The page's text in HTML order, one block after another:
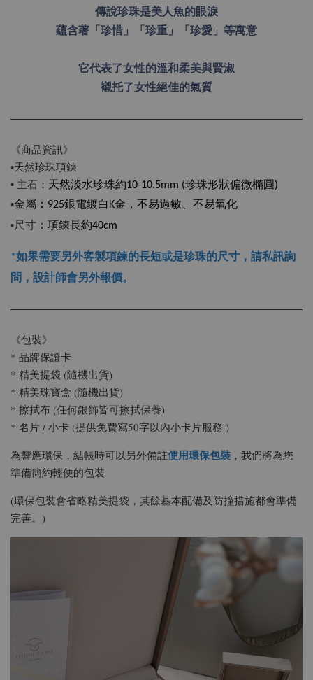
傳說珍珠是美人魚的眼淚
蘊含著「珍惜」「珍重」「珍愛」等寓意
它代表了女性的溫和柔美與賢淑
襯托了女性絕佳的氣質
《商品資訊》
•天然珍珠項鍊
• 主石： 天然淡水珍珠約10-10.5mm (珍珠形狀偏微橢圓)
•金屬：925銀電鍍白K金，不易過敏、不易氧化
•尺寸： 項鍊長約40cm
*如果需要另外客製項鍊的長短或是珍珠的尺寸，請私訊詢
問，設計師會另外報價。
《包裝》
* 品牌保證卡
* 精美提袋 (隨機出貨)
* 精美珠寶盒 (隨機出貨)
* 擦拭布 (任何銀飾皆可擦拭保養)
* 名片 / 小卡 (提供免費寫50字以內小卡片服務 )
為響應環保，結帳時可以另外備註使用環保包裝 ，我們將為您
準備簡約輕便的包裝
(環保包裝會省略精美提袋，其餘基本配備及防撞措施都會準備
完善。)